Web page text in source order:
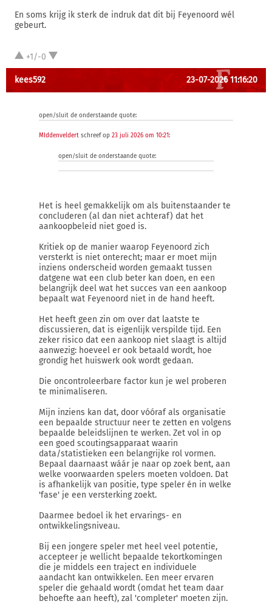
En soms krijg ik sterk de indruk dat dit bij Feyenoord wél
gebeurt.
+1/-0
kees592 23-07-2026 11:16:20
open/sluit de onderstaande quote:
MIddenveldert schreef op 23 juli 2026 om 10:21:
open/sluit de onderstaande quote:
Het is heel gemakkelijk om als buitenstaander te
concluderen (al dan niet achteraf) dat het
aankoopbeleid niet goed is.
Kritiek op de manier waarop Feyenoord zich
versterkt is niet onterecht; maar er moet mijn
inziens onderscheid worden gemaakt tussen
datgene wat een club beter kan doen, en een
belangrijk deel wat het succes van een aankoop
bepaalt wat Feyenoord niet in de hand heeft.
Het heeft geen zin om over dat laatste te
discussieren, dat is eigenlijk verspilde tijd. Een
zeker risico dat een aankoop niet slaagt is altijd
aanwezig: hoeveel er ook betaald wordt, hoe
grondig het huiswerk ook wordt gedaan.
Die oncontroleerbare factor kun je wel proberen
te minimaliseren.
Mijn inziens kan dat, door vóóraf als organisatie
een bepaalde structuur neer te zetten en volgens
bepaalde beleidslijnen te werken. Zet vol in op
een goed scoutingsapparaat waarin
data/statistieken een belangrijke rol vormen.
Bepaal daarnaast wáár je naar op zoek bent, aan
welke voorwaarden spelers moeten voldoen. Dat
is afhankelijk van positie, type speler én in welke
'fase' je een versterking zoekt.
Daarmee bedoel ik het ervarings- en
ontwikkelingsniveau.
Bij een jongere speler met heel veel potentie,
accepteer je wellicht bepaalde tekortkomingen
die je middels een traject en individuele
aandacht kan ontwikkelen. Een meer ervaren
speler die gehaald wordt (omdat het team daar
behoefte aan heeft), zal 'completer' moeten zijn.